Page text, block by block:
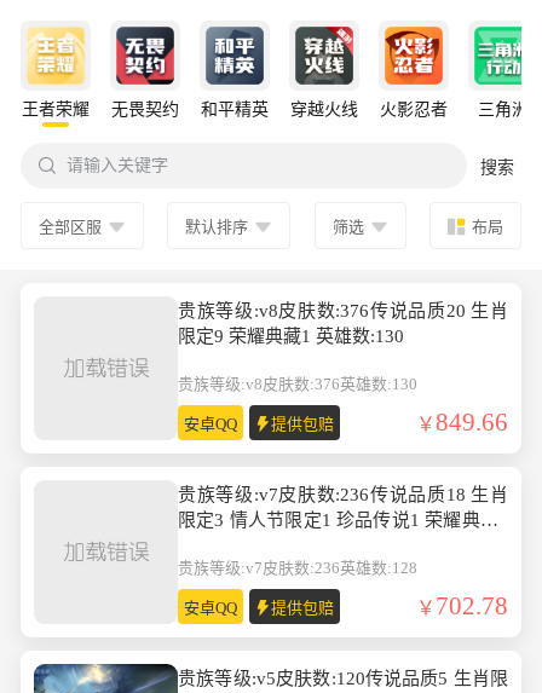
王者荣耀 无畏契约 和平精英 穿越火线 火影忍者 三角洲
 请输入关键字 搜索
全部区服 默认排序 筛选 布局
贵族等级:v8皮肤数:376传说品质20 生肖
限定9 荣耀典藏1 英雄数:130
贵族等级:v8皮肤数:376英雄数:130
安卓QQ 提供包赔 849.66
贵族等级:v7皮肤数:236传说品质18 生肖
限定3 情人节限定1 珍品传说1 荣耀典藏1
贵族等级:v7皮肤数:236英雄数:128
安卓QQ 提供包赔 702.78
贵族等级:v5皮肤数:120传说品质5 生肖限